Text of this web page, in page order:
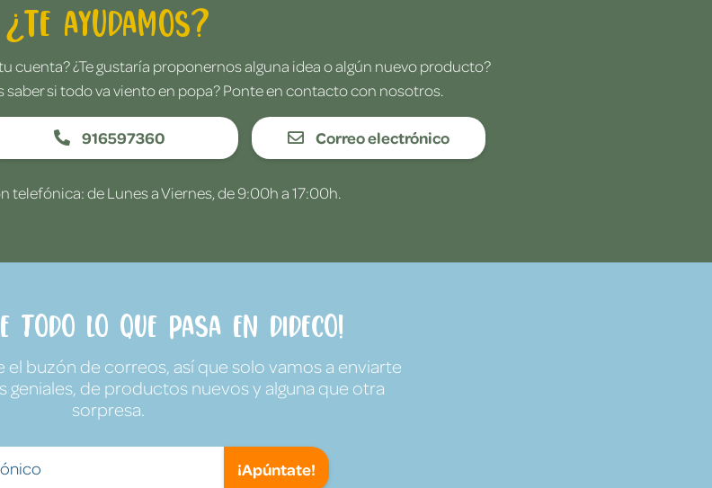
¿Te ayudamos?
cuenta? ¿Te gustaría proponernos alguna idea o algún nuevo producto?
saber si todo va viento en popa? Ponte en contacto con nosotros.
916597360 Correo electrónico
telefónica: de Lunes a Viernes, de 9:00h a 17:00h.
todo lo que pasa en Dideco!
buzón de correos, así que solo vamos a enviarte
de productos nuevos y alguna que otra
sorpresa.
¡Apúntate!